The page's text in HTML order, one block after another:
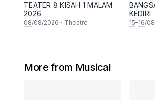
TEATER 8 KISAH 1 MALAM
2026
08/08/2026 · Theatre
KEDIRI
15–16/
More from Musical